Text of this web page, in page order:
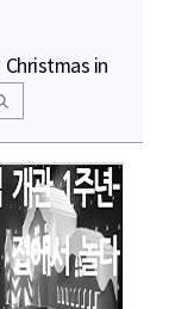
Christmas in